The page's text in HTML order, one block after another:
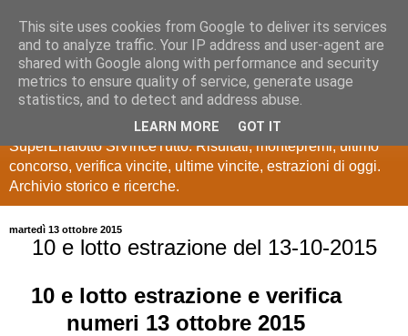
Estrazioni Lotto
SuperEnalotto
Ultime estrazioni di Lotto, SuperEnalotto, 10 e lotto,
SuperEnalotto SiVinceTutto. Risultati, montepremi, ultimo
concorso, verifica vincite, ultime vincite, estrazioni di oggi.
Archivio storico e ricerche.
martedì 13 ottobre 2015
10 e lotto estrazione del 13-10-2015
10 e lotto estrazione e verifica
numeri 13 ottobre 2015
This site uses cookies from Google to deliver its services
and to analyze traffic. Your IP address and user-agent are
shared with Google along with performance and security
metrics to ensure quality of service, generate usage
statistics, and to detect and address abuse.
LEARN MORE GOT IT